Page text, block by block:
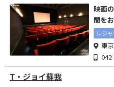
映画
間を
レジ
東
T・ジョイ蘇我